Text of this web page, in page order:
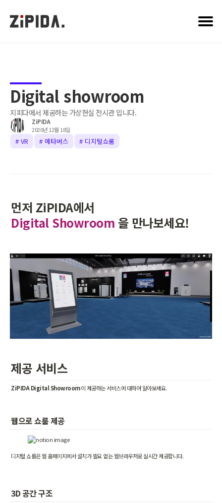
Digital showroom
지피다에서 제공하는 가상현실 전시관 입니다.
ZiPIDA
2020년 12월 18일
# VR # 메타버스 # 디지털쇼룸
Digital Showroom 을 만나보세요!
제공 서비스
ZiPIDA Digital Showroom이 제공하는 서비스에 대하여 알아보세요.
웹으로 쇼룸 제공
디지털 쇼룸은 웹 홈페이지에서 설치가 필요 없는 웹브라우저로 실시간 제공합니다.
3D 공간 구조